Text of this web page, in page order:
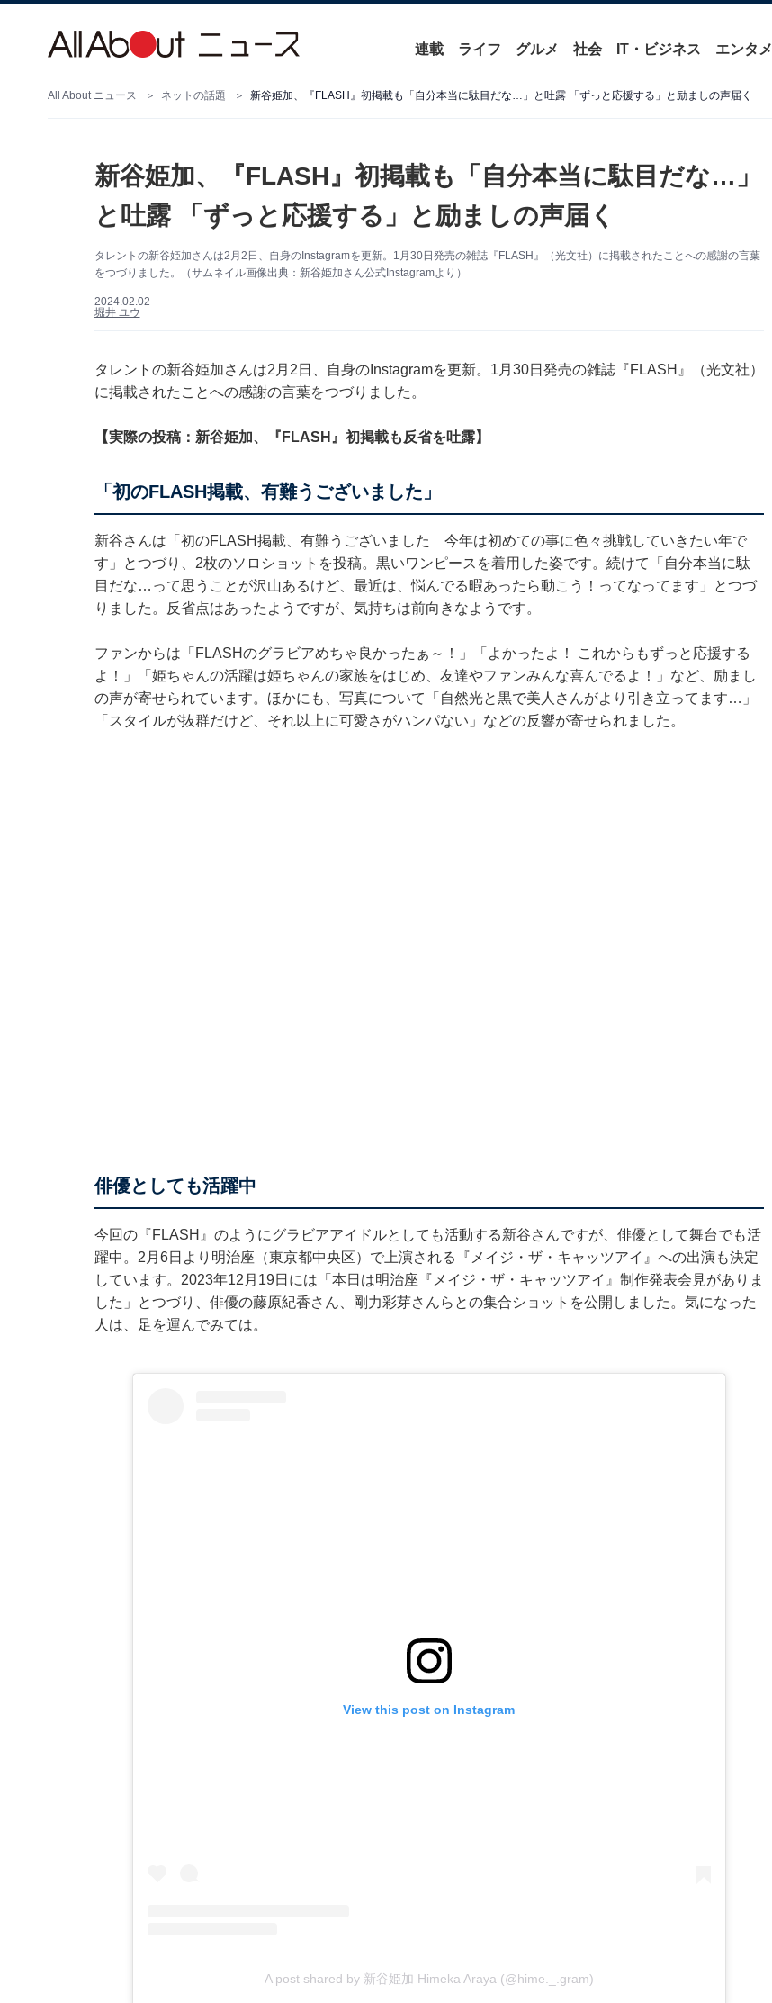
連載 ライフ グルメ 社会 IT・ビジネス エンタメ
All About ニュース ネットの話題 新谷姫加、『FLASH』初掲載も「自分本当に駄目だな…」と吐露 「ずっと応援する」と励ましの声届く
新谷姫加、『FLASH』初掲載も「自分本当に駄目だな…」
と吐露 「ずっと応援する」と励ましの声届く
タレントの新谷姫加さんは2月2日、自身のInstagramを更新。1月30日発売の雑誌『FLASH』（光文社）に掲載されたことへの感謝の言葉
をつづりました。（サムネイル画像出典：新谷姫加さん公式Instagramより）
2024.02.02
堀井 ユウ
タレントの新谷姫加さんは2月2日、自身のInstagramを更新。1月30日発売の雑誌『FLASH』（光文社）
に掲載されたことへの感謝の言葉をつづりました。
【実際の投稿：新谷姫加、『FLASH』初掲載も反省を吐露】
「初のFLASH掲載、有難うございました」
新谷さんは「初のFLASH掲載、有難うございました 今年は初めての事に色々挑戦していきたい年で
す」とつづり、2枚のソロショットを投稿。黒いワンピースを着用した姿です。続けて「自分本当に駄
目だな…って思うことが沢山あるけど、最近は、悩んでる暇あったら動こう！ってなってます」とつづ
りました。反省点はあったようですが、気持ちは前向きなようです。
ファンからは「FLASHのグラビアめちゃ良かったぁ～！」「よかったよ！ これからもずっと応援する
よ！」「姫ちゃんの活躍は姫ちゃんの家族をはじめ、友達やファンみんな喜んでるよ！」など、励まし
の声が寄せられています。ほかにも、写真について「自然光と黒で美人さんがより引き立ってます…」
「スタイルが抜群だけど、それ以上に可愛さがハンパない」などの反響が寄せられました。
俳優としても活躍中
今回の『FLASH』のようにグラビアアイドルとしても活動する新谷さんですが、俳優として舞台でも活
躍中。2月6日より明治座（東京都中央区）で上演される『メイジ・ザ・キャッツアイ』への出演も決定
しています。2023年12月19日には「本日は明治座『メイジ・ザ・キャッツアイ』制作発表会見がありま
した」とつづり、俳優の藤原紀香さん、剛力彩芽さんらとの集合ショットを公開しました。気になった
人は、足を運んでみては。
View this post on Instagram
A post shared by 新谷姫加 Himeka Araya (@hime._.gram)